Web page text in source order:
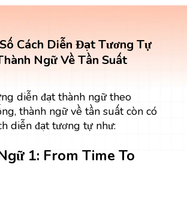
Cách Diễn Đạt Tương Tự
Ngữ Về Tần Suất
diễn đạt thành ngữ theo
thành ngữ về tần suất còn có
diễn đạt tương tự như:
1: From Time To